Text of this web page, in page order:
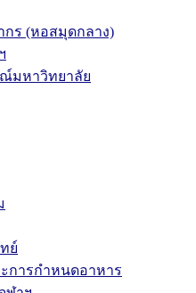
กร (หอสมุดกลาง)
มหาวิทยาลัย
ย์
การกำหนดอาหาร